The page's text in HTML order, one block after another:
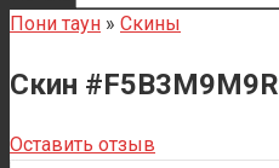
Пони таун » Скины
Скин #F5B3M9M9R
Оставить отзыв